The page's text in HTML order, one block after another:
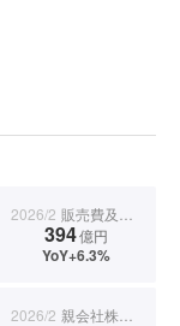
2026/2 販売費及び一般管理費
394億円
YoY+6.3%
2026/2 親会社株主に帰属する当期純利益